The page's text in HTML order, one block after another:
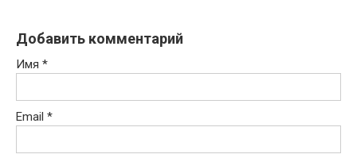
Добавить комментарий
Имя *
Email *